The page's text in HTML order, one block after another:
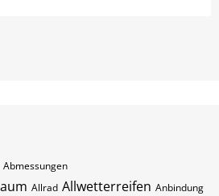
Abmessungen
Allrad Allwetterreifen Anbindung